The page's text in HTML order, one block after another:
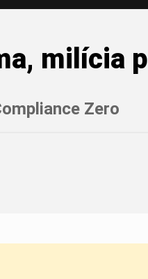
milícia
Zero